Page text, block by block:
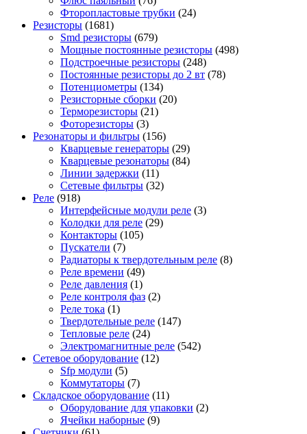
Фторопластовые трубки (24)
Резисторы (1681)
Smd резисторы (679)
Мощные постоянные резисторы (498)
Подстроечные резисторы (248)
Постоянные резисторы до 2 вт (78)
Потенциометры (134)
Резисторные сборки (20)
Терморезисторы (21)
Фоторезисторы (3)
Резонаторы и фильтры (156)
Кварцевые генераторы (29)
Кварцевые резонаторы (84)
Линии задержки (11)
Сетевые фильтры (32)
Реле (918)
Интерфейсные модули реле (3)
Колодки для реле (29)
Контакторы (105)
Пускатели (7)
Радиаторы к твердотельным реле (8)
Реле времени (49)
Реле давления (1)
Реле контроля фаз (2)
Реле тока (1)
Твердотельные реле (147)
Тепловые реле (24)
Электромагнитные реле (542)
Сетевое оборудование (12)
Sfp модули (5)
Коммутаторы (7)
Складское оборудование (11)
Оборудование для упаковки (2)
Ячейки наборные (9)